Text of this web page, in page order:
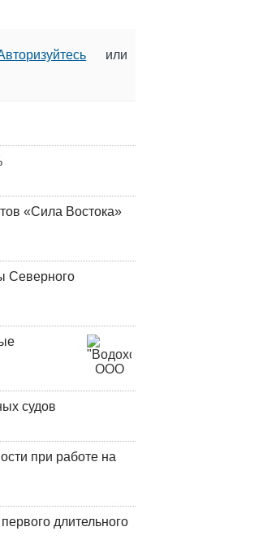
или
«Сила Востока»
Северного
судов
при работе на
длительного